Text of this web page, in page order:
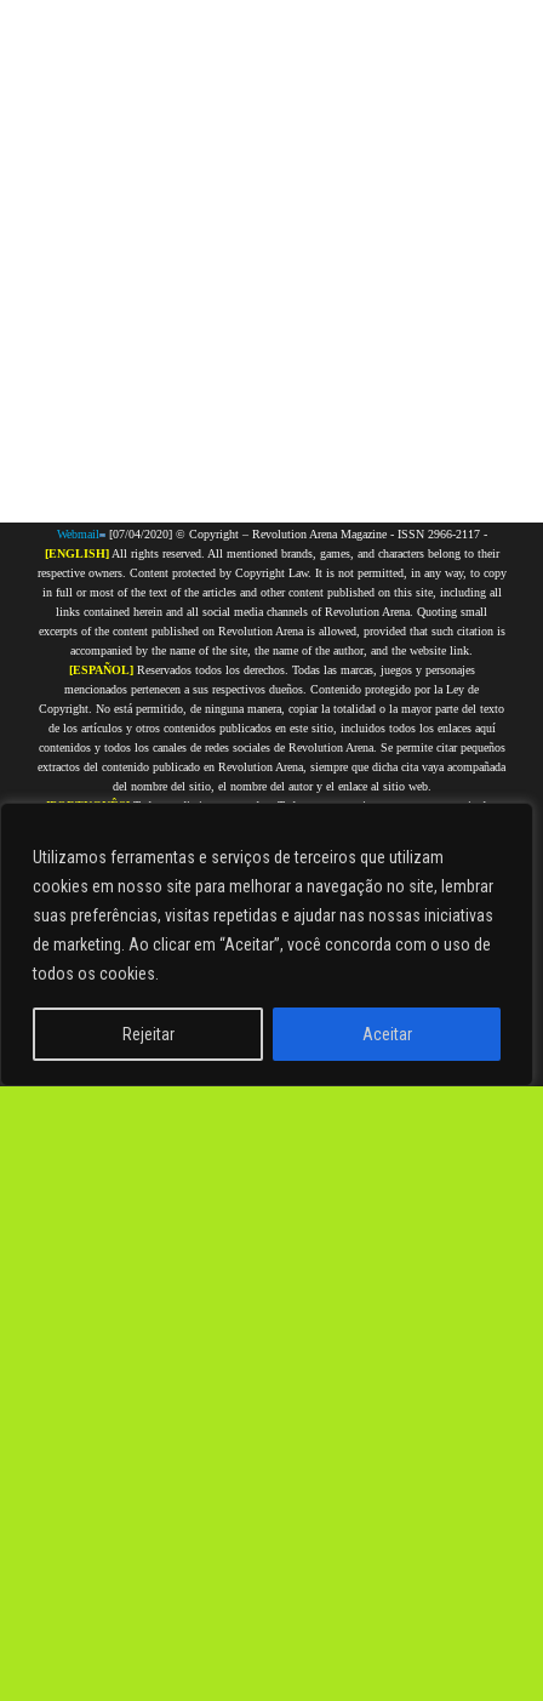
Utilizamos ferramentas e serviços de terceiros que utilizam
cookies em nosso site para melhorar a navegação no site, lembrar
suas preferências, visitas repetidas e ajudar nas nossas iniciativas
de marketing. Ao clicar em “Aceitar”, você concorda com o uso de
todos os cookies.
Rejeitar Aceitar
Webmail [07/04/2020] © Copyright – Revolution Arena Magazine - ISSN 2966-2117 -
[ENGLISH]All rights reserved. All mentioned brands, games, and characters belong to their
respective owners. Content protected by Copyright Law. It is not permitted, in any way, to copy
in full or most of the text of the articles and other content published on this site, including all
links contained herein and all social media channels of Revolution Arena. Quoting small
excerpts of the content published on Revolution Arena is allowed, provided that such citation is
accompanied by the name of the site, the name of the author, and the website link.
[ESPAÑOL]Reservados todos los derechos. Todas las marcas, juegos y personajes
mencionados pertenecen a sus respectivos dueños. Contenido protegido por la Ley de
Copyright. No está permitido, de ninguna manera, copiar la totalidad o la mayor parte del texto
de los artículos y otros contenidos publicados en este sitio, incluidos todos los enlaces aquí
contenidos y todos los canales de redes sociales de Revolution Arena. Se permite citar pequeños
extractos del contenido publicado en Revolution Arena, siempre que dicha cita vaya acompañada
del nombre del sitio, el nombre del autor y el enlace al sitio web.
[PORTUGUÊS]Todos os direitos reservados. Todas as marcas, jogos e personagens citados
conteúdos que estejam publicados nesse site, incluindo todos os links aqui contidos e todos os
canais de redes sociais do Revolution Arena. É permitido citar pequenos trechos do conteúdo
do autor e link do site.
[FRANÇAIS]Tous droits réservés. Toutes les marques, jeux et personnages cités appartiennent
copier en tout ou en grande partie le texte des articles et autres contenus publiés sur ce site, y
cette citation soit accompagnée du nom du site, du nom de l'auteur et du lien du site.
Check out our Privacy Policy. | Consulta nuestra Política de Privacidad. | Confira a nossa
Português